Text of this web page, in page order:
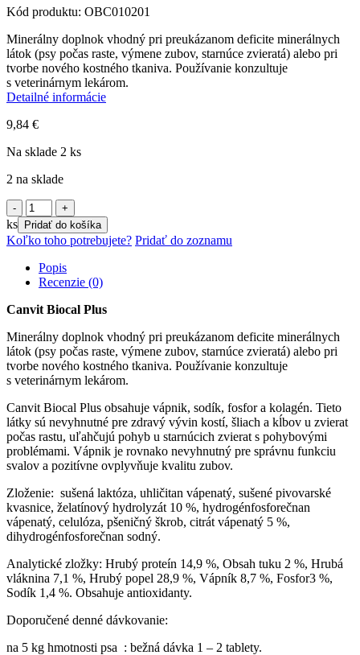
Kód produktu: OBC010201
Minerálny doplnok vhodný pri preukázanom deficite minerálnych
látok (psy počas raste, výmene zubov, starnúce zvieratá) alebo pri
tvorbe nového kostného tkaniva. Používanie konzultuje
s veterinárnym lekárom.
Detailné informácie
9,84 €
Na sklade 2 ks
2 na sklade
množstvo
Canvit
Biocal
Plus
g
ks Pridať do košíka
Koľko toho potrebujete? Pridať do zoznamu
Popis
Recenzie (0)
Canvit Biocal Plus
Minerálny doplnok vhodný pri preukázanom deficite minerálnych
látok (psy počas raste, výmene zubov, starnúce zvieratá) alebo pri
tvorbe nového kostného tkaniva. Používanie konzultuje
s veterinárnym lekárom.
Canvit Biocal Plus obsahuje vápnik, sodík, fosfor a kolagén. Tieto
látky sú nevyhnutné pre zdravý vývin kostí, šliach a kĺbov u zvierat
počas rastu, uľahčujú pohyb u starnúcich zvierat s pohybovými
problémami. Vápnik je rovnako nevyhnutný pre správnu funkciu
svalov a pozitívne ovplyvňuje kvalitu zubov.
Zloženie: sušená laktóza, uhličitan vápenatý, sušené pivovarské
kvasnice, želatínový hydrolyzát 10 %, hydrogénfosforečnan
vápenatý, celulóza, pšeničný škrob, citrát vápenatý 5 %,
dihydrogénfosforečnan sodný.
Analytické zložky: Hrubý proteín 14,9 %, Obsah tuku 2 %, Hrubá
vláknina 7,1 %, Hrubý popel 28,9 %, Vápník 8,7 %, Fosfor3 %,
Sodík 1,4 %. Obsahuje antioxidanty.
Doporučené denné dávkovanie:
na 5 kg hmotnosti psa : bežná dávka 1 – 2 tablety.